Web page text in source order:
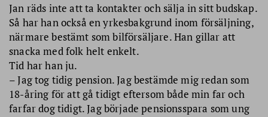
Jan räds inte att ta kontakter och sälja in sitt budskap.
Så har han också en yrkesbakgrund inom försäljning,
närmare bestämt som bilförsäljare. Han gillar att
snacka med folk helt enkelt.
Tid har han ju.
– Jag tog tidig pension. Jag bestämde mig redan som
18-åring för att gå tidigt eftersom både min far och
farfar dog tidigt. Jag började pensionsspara som ung